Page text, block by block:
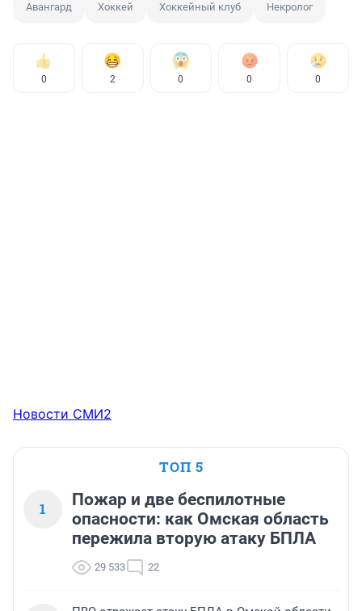
Авангард Хоккей Хоккейный клуб Некролог
0 2 0 0 0
Новости СМИ2
ТОП 5
1
Пожар и две беспилотные
опасности: как Омская область
пережила вторую атаку БПЛА
29 533 22